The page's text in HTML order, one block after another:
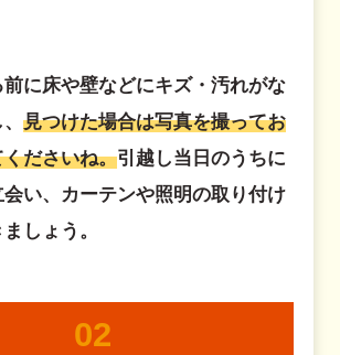
に床や壁などにキズ・汚れがな
見つけた場合は写真を撮ってお
ださいね。引越し当日のうちに
会い、カーテンや照明の取り付け
しょう。
02